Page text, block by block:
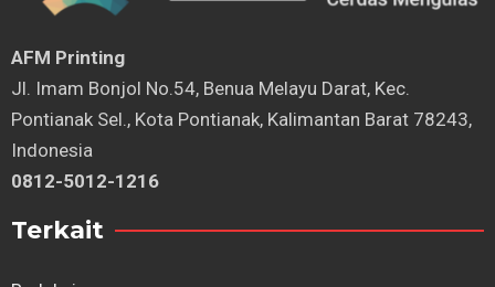
AFM Printing
⁠Jl. Imam Bonjol No.54, Benua Melayu Darat, Kec.
Pontianak Sel., Kota Pontianak, Kalimantan Barat 78243,
Indonesia
0812-5012-1216
Terkait